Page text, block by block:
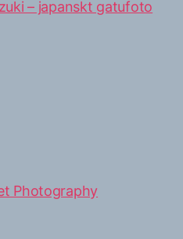
– japanskt gatufoto
Photography